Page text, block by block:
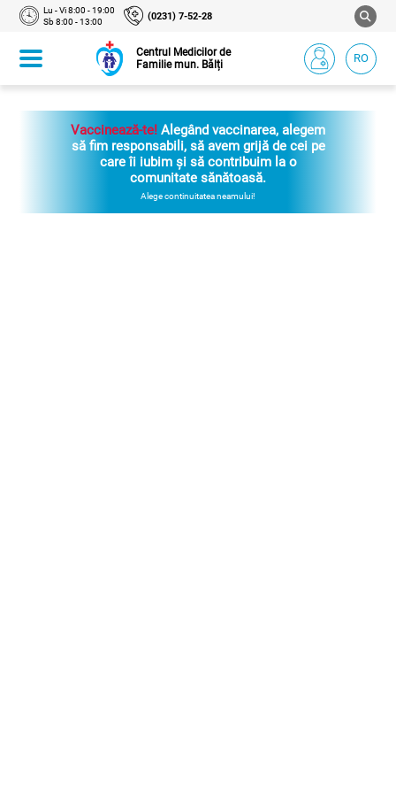
Lu - Vi 8:00 - 19:00
Sb 8:00 - 13:00
(0231) 7-52-28
Centrul Medicilor de
Familie mun. Bălți
RO
Vaccinează-te! Alegând vaccinarea, alegem
să fim responsabili, să avem grijă de cei pe
care îi iubim și să contribuim la o
comunitate sănătoasă.
Alege continuitatea neamului!